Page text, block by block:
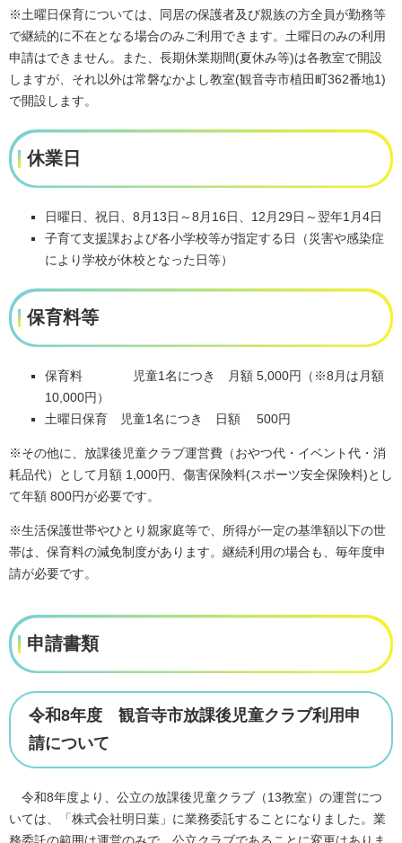
※土曜日保育については、同居の保護者及び親族の方全員が勤務等
で継続的に不在となる場合のみご利用できます。土曜日のみの利用
申請はできません。また、長期休業期間(夏休み等)は各教室で開設
しますが、それ以外は常磐なかよし教室(観音寺市植田町362番地1)
で開設します。
休業日
日曜日、祝日、8月13日～8月16日、12月29日～翌年1月4日
子育て支援課および各小学校等が指定する日（災害や感染症
により学校が休校となった日等）
保育料等
保育料 児童1名につき 月額 5,000円（※8月は月額
10,000円）
土曜日保育 児童1名につき 日額 500円
※その他に、放課後児童クラブ運営費（おやつ代・イベント代・消
耗品代）として月額 1,000円、傷害保険料(スポーツ安全保険料)とし
て年額 800円が必要です。
※生活保護世帯やひとり親家庭等で、所得が一定の基準額以下の世
帯は、保育料の減免制度があります。継続利用の場合も、毎年度申
請が必要です。
申請書類
令和8年度 観音寺市放課後児童クラブ利用申
請について
令和8年度より、公立の放課後児童クラブ（13教室）の運営につ
いては、「株式会社明日葉」に業務委託することになりました。業